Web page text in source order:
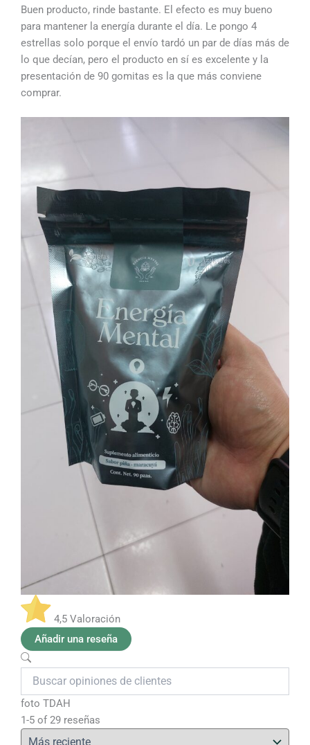
Buen producto, rinde bastante. El efecto es muy bueno
para mantener la energía durante el día. Le pongo 4
estrellas solo porque el envío tardó un par de días más de
lo que decían, pero el producto en sí es excelente y la
presentación de 90 gomitas es la que más conviene
comprar.
4,5 Valoración
Añadir una reseña
foto TDAH
1-5 of 29 reseñas